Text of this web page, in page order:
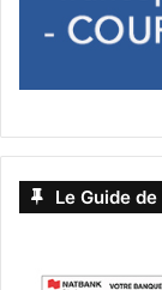
Le Guide